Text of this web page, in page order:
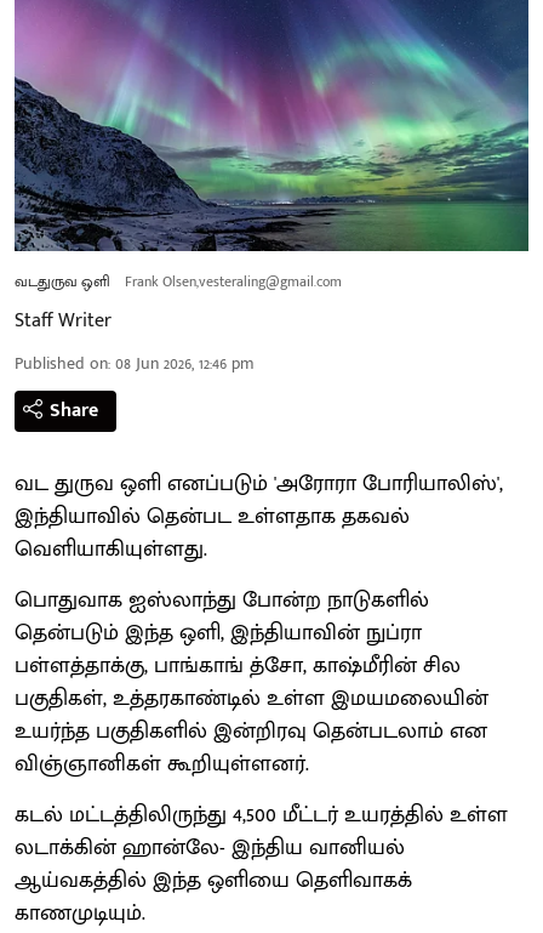
வடதுருவ ஒளி Frank Olsen,vesteraling@gmail.com
Staff Writer
Published on:08 Jun 2026, 12:46 pm
Share
வட துருவ ஒளி எனப்படும் 'அரோரா போரியாலிஸ்',
இந்தியாவில் தென்பட உள்ளதாக தகவல்
வெளியாகியுள்ளது.
பொதுவாக ஐஸ்லாந்து போன்ற நாடுகளில்
தென்படும் இந்த ஒளி, இந்தியாவின் நுப்ரா
பள்ளத்தாக்கு, பாங்காங் த்சோ, காஷ்மீரின் சில
பகுதிகள், உத்தரகாண்டில் உள்ள இமயமலையின்
உயர்ந்த பகுதிகளில் இன்றிரவு தென்படலாம் என
விஞ்ஞானிகள் கூறியுள்ளனர்.
கடல் மட்டத்திலிருந்து 4,500 மீட்டர் உயரத்தில் உள்ள
லடாக்கின் ஹான்லே- இந்திய வானியல்
ஆய்வகத்தில் இந்த ஒளியை தெளிவாகக்
காணமுடியும்.